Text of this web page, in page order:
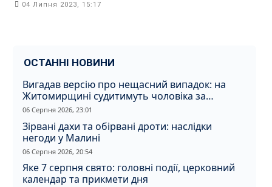
04 Липня 2023, 15:17
ОСТАННІ НОВИНИ
Вигадав версію про нещасний випадок: на
Житомирщині судитимуть чоловіка за
вбивство співмешканки
06 Серпня 2026, 23:01
Зірвані дахи та обірвані дроти: наслідки
негоди у Малині
06 Серпня 2026, 20:54
Яке 7 серпня свято: головні події, церковний
календар та прикмети дня